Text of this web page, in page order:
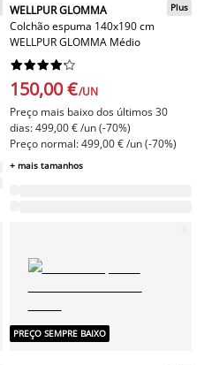
WELLPUR GLOMMA
Colchão espuma 140x190 cm
WELLPUR GLOMMA Médio
Plus






150,00 €/UN
Preço mais baixo dos últimos 30
dias: 499,00 € /un (-70%)
Preço normal: 499,00 € /un (-70%)
+ mais tamanhos
PREÇO SEMPRE BAIXO